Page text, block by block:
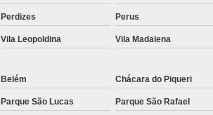
Perdizes Perus
Vila Leopoldina Vila Madalena
Belém Chácara do Piqueri
Parque São Lucas Parque São Rafael